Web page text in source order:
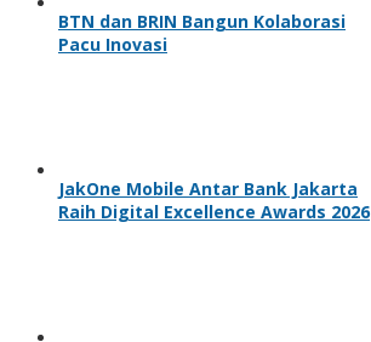
BTN dan BRIN Bangun Kolaborasi
Pacu Inovasi
JakOne Mobile Antar Bank Jakarta
Raih Digital Excellence Awards 2026